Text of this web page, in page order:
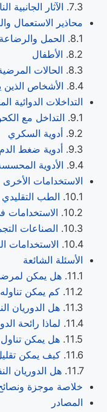
الآثار الجانبية
محاذير الاستعمال
الحمل والرضاعة
الأطفال
الحالات
الأشخاص الذين
التداخلات الدوائية
التداخل مع
أدوية السكري
أدوية ضغط الدم
الأدوية
الاستخدامات الأخرى
الطب التقليدي
الاستخدامات
الصناعات
الاستخدامات
الأسئلة الشائعة
هل يمكن لمرضى
كم يمكن
هل الدوريان
لماذا رائحة
هل يمكن
كيف يمكن تقليل
هل الدوريان
خلاصة موجزة
المصادر